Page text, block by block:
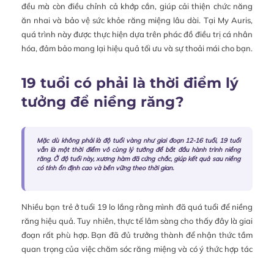
đều mà còn điều chỉnh cả khớp cắn, giúp cải thiện chức năng
ăn nhai và bảo vệ sức khỏe răng miệng lâu dài. Tại My Auris,
quá trình này được thực hiện dựa trên phác đồ điều trị cá nhân
hóa, đảm bảo mang lại hiệu quả tối ưu và sự thoải mái cho bạn.
19 tuổi có phải là thời điểm lý
tưởng để niềng răng?
Mặc dù không phải là độ tuổi vàng như giai đoạn 12-16 tuổi, 19 tuổi
vẫn là một thời điểm vô cùng lý tưởng để bắt đầu hành trình niềng
răng. Ở độ tuổi này, xương hàm đã cứng chắc, giúp kết quả sau niềng
có tính ổn định cao và bền vững theo thời gian.
Nhiều bạn trẻ ở tuổi 19 lo lắng rằng mình đã quá tuổi để niềng
răng hiệu quả. Tuy nhiên, thực tế lâm sàng cho thấy đây là giai
đoạn rất phù hợp. Bạn đã đủ trưởng thành để nhận thức tầm
quan trọng của việc chăm sóc răng miệng và có ý thức hợp tác